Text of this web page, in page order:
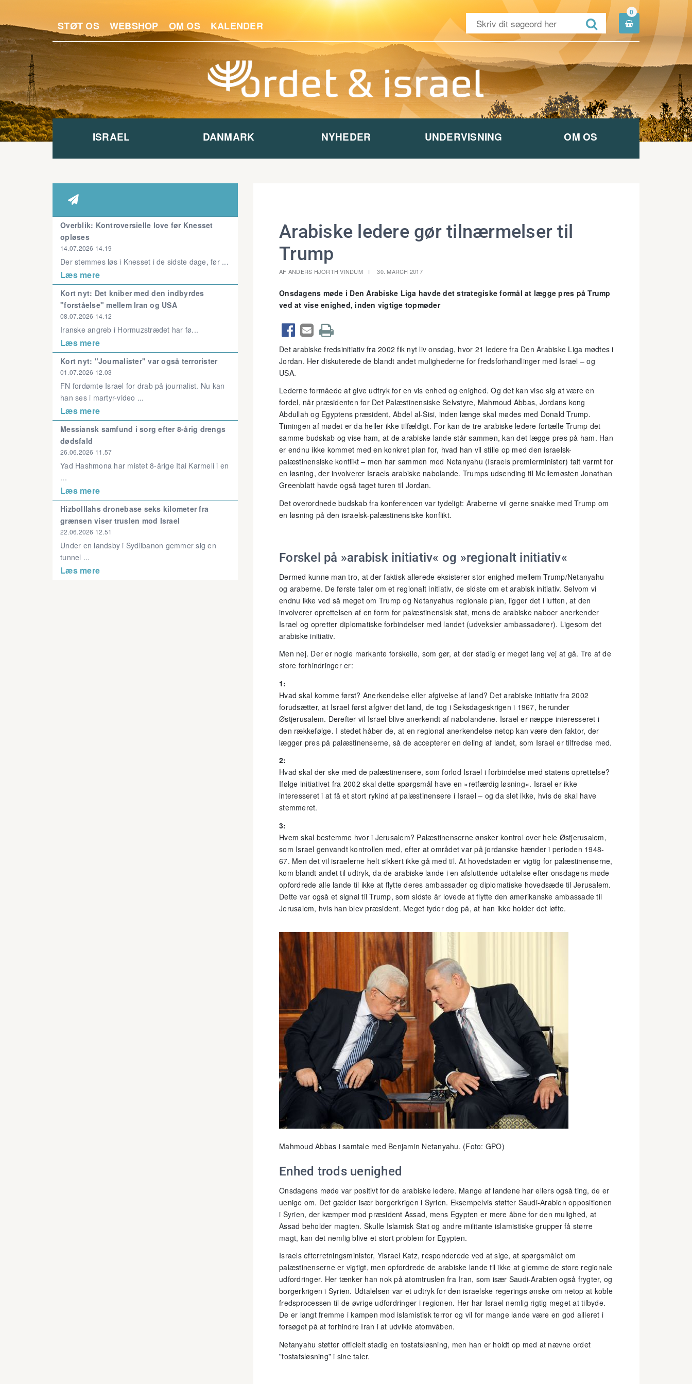
STØT OS WEBSHOP OM OS KALENDER 
0

ISRAEL DANMARK NYHEDER UNDERVISNING OM OS

Overblik: Kontroversielle love før Knesset
opløses
14.07.2026 14.19
Der stemmes løs i Knesset i de sidste dage, før ...
Læs mere
Kort nyt: Det kniber med den indbyrdes
"forståelse" mellem Iran og USA
08.07.2026 14.12
Iranske angreb i Hormuzstrædet har fø...
Læs mere
Kort nyt: "Journalister" var også terrorister
01.07.2026 12.03
FN fordømte Israel for drab på journalist. Nu kan
han ses i martyr-video ...
Læs mere
Messiansk samfund i sorg efter 8-årig drengs
dødsfald
26.06.2026 11.57
Yad Hashmona har mistet 8-årige Itai Karmeli i en
...
Læs mere
Hizbolllahs dronebase seks kilometer fra
grænsen viser truslen mod Israel
22.06.2026 12.51
Under en landsby i Sydlibanon gemmer sig en
tunnel ...
Læs mere
Arabiske ledere gør tilnærmelser til
Trump
AF ANDERS HJORTH VINDUM 30. MARCH 2017
Onsdagens møde i Den Arabiske Liga havde det strategiske formål at lægge pres på Trump
ved at vise enighed, inden vigtige topmøder
  
Det arabiske fredsinitiativ fra 2002 fik nyt liv onsdag, hvor 21 ledere fra Den Arabiske Liga mødtes i
Jordan. Her diskuterede de blandt andet mulighederne for fredsforhandlinger med Israel – og
USA.
Lederne formåede at give udtryk for en vis enhed og enighed. Og det kan vise sig at være en
fordel, når præsidenten for Det Palæstinensiske Selvstyre, Mahmoud Abbas, Jordans kong
Abdullah og Egyptens præsident, Abdel al-Sisi, inden længe skal mødes med Donald Trump.
Timingen af mødet er da heller ikke tilfældigt. For kan de tre arabiske ledere fortælle Trump det
samme budskab og vise ham, at de arabiske lande står sammen, kan det lægge pres på ham. Han
er endnu ikke kommet med en konkret plan for, hvad han vil stille op med den israelsk-
palæstinensiske konflikt – men har sammen med Netanyahu (Israels premierminister) talt varmt for
en løsning, der involverer Israels arabiske nabolande. Trumps udsending til Mellemøsten Jonathan
Greenblatt havde også taget turen til Jordan.
Det overordnede budskab fra konferencen var tydeligt: Araberne vil gerne snakke med Trump om
en løsning på den israelsk-palæstinensiske konflikt.
Forskel på »arabisk initiativ« og »regionalt initiativ«
Dermed kunne man tro, at der faktisk allerede eksisterer stor enighed mellem Trump/Netanyahu
og araberne. De første taler om et regionalt initiativ, de sidste om et arabisk initiativ. Selvom vi
endnu ikke ved så meget om Trump og Netanyahus regionale plan, ligger det i luften, at den
involverer oprettelsen af en form for palæstinensisk stat, mens de arabiske naboer anerkender
Israel og opretter diplomatiske forbindelser med landet (udveksler ambassadører). Ligesom det
arabiske initiativ.
Men nej. Der er nogle markante forskelle, som gør, at der stadig er meget lang vej at gå. Tre af de
store forhindringer er:
1:
Hvad skal komme først? Anerkendelse eller afgivelse af land? Det arabiske initiativ fra 2002
forudsætter, at Israel først afgiver det land, de tog i Seksdageskrigen i 1967, herunder
Østjerusalem. Derefter vil Israel blive anerkendt af nabolandene. Israel er næppe interesseret i
den rækkefølge. I stedet håber de, at en regional anerkendelse netop kan være den faktor, der
lægger pres på palæstinenserne, så de accepterer en deling af landet, som Israel er tilfredse med.
2:
Hvad skal der ske med de palæstinensere, som forlod Israel i forbindelse med statens oprettelse?
Ifølge initiativet fra 2002 skal dette spørgsmål have en »retfærdig løsning«. Israel er ikke
interesseret i at få et stort rykind af palæstinensere i Israel – og da slet ikke, hvis de skal have
stemmeret.
3:
Hvem skal bestemme hvor i Jerusalem? Palæstinenserne ønsker kontrol over hele Østjerusalem,
som Israel genvandt kontrollen med, efter at området var på jordanske hænder i perioden 1948-
67. Men det vil israelerne helt sikkert ikke gå med til. At hovedstaden er vigtig for palæstinenserne,
kom blandt andet til udtryk, da de arabiske lande i en afsluttende udtalelse efter onsdagens møde
opfordrede alle lande til ikke at flytte deres ambassader og diplomatiske hovedsæde til Jerusalem.
Dette var også et signal til Trump, som sidste år lovede at flytte den amerikanske ambassade til
Jerusalem, hvis han blev præsident. Meget tyder dog på, at han ikke holder det løfte.
Mahmoud Abbas i samtale med Benjamin Netanyahu. (Foto: GPO)
Enhed trods uenighed
Onsdagens møde var positivt for de arabiske ledere. Mange af landene har ellers også ting, de er
uenige om. Det gælder især borgerkrigen i Syrien. Eksempelvis støtter Saudi-Arabien oppositionen
i Syrien, der kæmper mod præsident Assad, mens Egypten er mere åbne for den mulighed, at
Assad beholder magten. Skulle Islamisk Stat og andre militante islamistiske grupper få større
magt, kan det nemlig blive et stort problem for Egypten.
Israels efterretningsminister, Yisrael Katz, responderede ved at sige, at spørgsmålet om
palæstinenserne er vigtigt, men opfordrede de arabiske lande til ikke at glemme de store regionale
udfordringer. Her tænker han nok på atomtruslen fra Iran, som især Saudi-Arabien også frygter, og
borgerkrigen i Syrien. Udtalelsen var et udtryk for den israelske regerings ønske om netop at koble
fredsprocessen til de øvrige udfordringer i regionen. Her har Israel nemlig rigtig meget at tilbyde.
De er langt fremme i kampen mod islamistisk terror og vil for mange lande være en god allieret i
forsøget på at forhindre Iran i at udvikle atomvåben.
Netanyahu støtter officielt stadig en tostatsløsning, men han er holdt op med at nævne ordet
”tostatsløsning” i sine taler.